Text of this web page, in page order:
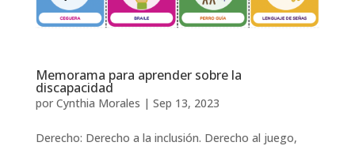
Memorama para aprender sobre la
discapacidad
por Cynthia Morales | Sep 13, 2023
Derecho: Derecho a la inclusión. Derecho al juego,